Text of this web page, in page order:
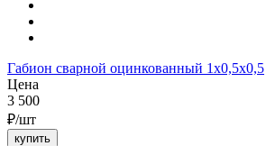
Габион сварной оцинкованный 1х0,5х0,5
Цена
3 500
₽/шт
купить